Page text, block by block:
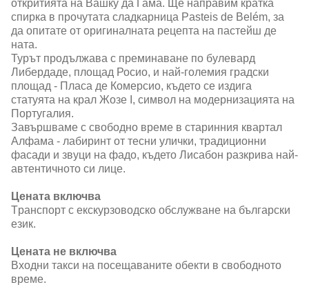
откритията на Вашку да Гама. Ще направим кратка
спирка в прочутата сладкарница Pasteis de Belém, за
да опитате от оригиналната рецепта на пастейш де
ната.
Турът продължава с преминаване по булевард
Либердаде, площад Росио, и най-големия градски
площад - Пласа де Комерсио, където се издига
статуята на крал Жозе I, символ на модернизацията на
Португалия.
Завършваме с свободно време в старинния квартал
Алфама - лабиринт от тесни улички, традиционни
фасади и звуци на фадо, където Лисабон разкрива най-
автентичното си лице.
Цената включва
Tранспорт с екскурзоводско обслужване на български
език.
Цената не включва
Входни такси на посещаваните обекти в свободното
време.